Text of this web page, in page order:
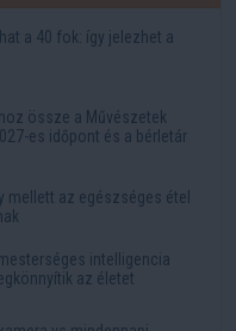
a 40 fok: így jelezhet a
össze a Művészetek
es időpont és a bérletár
mellett az egészséges étel
intelligencia
az életet